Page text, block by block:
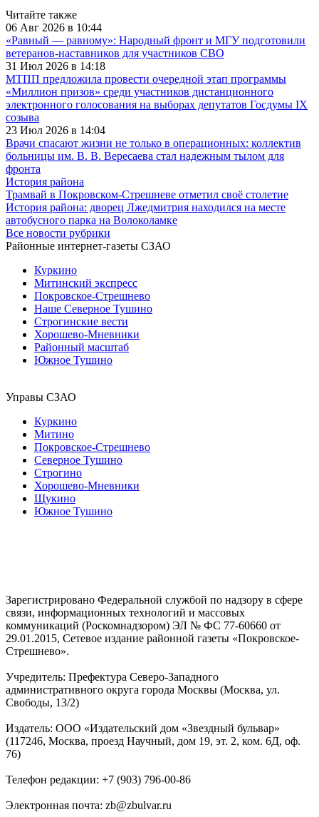
Читайте также
06 Авг 2026 в 10:44
«Равный — равному»: Народный фронт и МГУ подготовили
ветеранов-наставников для участников СВО
31 Июл 2026 в 14:18
МТПП предложила провести очередной этап программы
«Миллион призов» среди участников дистанционного
электронного голосования на выборах депутатов Госдумы IX
созыва
23 Июл 2026 в 14:04
Врачи спасают жизни не только в операционных: коллектив
больницы им. В. В. Вересаева стал надежным тылом для
фронта
История района
Трамвай в Покровском-Стрешневе отметил своё столетие
История района: дворец Лжедмитрия находился на месте
автобусного парка на Волоколамке
Все новости рубрики
Районные интернет-газеты СЗАО
Куркино
Митинский экспресс
Покровское-Стрешнево
Наше Северное Тушино
Строгинские вести
Хорошево-Мневники
Районный масштаб
Южное Тушино
Управы СЗАО
Куркино
Митино
Покровское-Стрешнево
Северное Тушино
Строгино
Хорошево-Мневники
Щукино
Южное Тушино
Зарегистрировано Федеральной службой по надзору в сфере
связи, информационных технологий и массовых
коммуникаций (Роскомнадзором) ЭЛ № ФС 77-60660 от
29.01.2015, Сетевое издание районной газеты «Покровское-
Стрешнево».
Учредитель: Префектура Северо-Западного
административного округа города Москвы (Москва, ул.
Свободы, 13/2)
Издатель: ООО «Издательский дом «Звездный бульвар»
(117246, Москва, проезд Научный, дом 19, эт. 2, ком. 6Д, оф.
76)
Телефон редакции: +7 (903) 796-00-86
Электронная почта: zb@zbulvar.ru